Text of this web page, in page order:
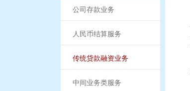
公司存款业务
人民币结算服务
传统贷款融资业务
中间业务类服务